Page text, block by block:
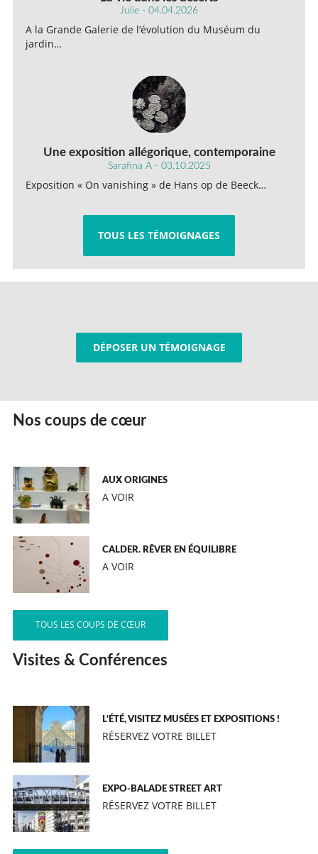
Julie - 04.04.2026
A la Grande Galerie de l’évolution du Muséum du
jardin…
Une exposition allégorique, contemporaine
Sarafina A - 03.10.2025
Exposition « On vanishing » de Hans op de Beeck…
TOUS LES TÉMOIGNAGES
DÉPOSER UN TÉMOIGNAGE
Nos coups de cœur
AUX ORIGINES
A VOIR
CALDER. RÊVER EN ÉQUILIBRE
A VOIR
TOUS LES COUPS DE CŒUR
Visites & Conférences
L’ÉTÉ, VISITEZ MUSÉES ET EXPOSITIONS !
RÉSERVEZ VOTRE BILLET
EXPO-BALADE STREET ART
RÉSERVEZ VOTRE BILLET